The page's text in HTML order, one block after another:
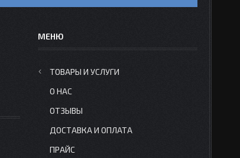
ТОВАРЫ И УСЛУГИ
О НАС
ОТЗЫВЫ
ДОСТАВКА И ОПЛАТА
ПРАЙС